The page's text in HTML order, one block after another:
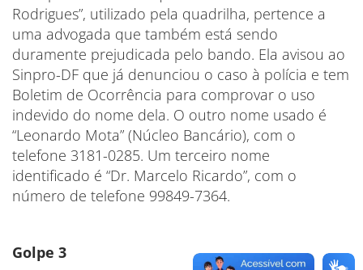
Rodrigues”, utilizado pela quadrilha, pertence a
uma advogada que também está sendo
duramente prejudicada pelo bando. Ela avisou ao
Sinpro-DF que já denunciou o caso à polícia e tem
Boletim de Ocorrência para comprovar o uso
indevido do nome dela. O outro nome usado é
“Leonardo Mota” (Núcleo Bancário), com o
telefone 3181-0285. Um terceiro nome
identificado é “Dr. Marcelo Ricardo”, com o
número de telefone 99849-7364.
Golpe 3